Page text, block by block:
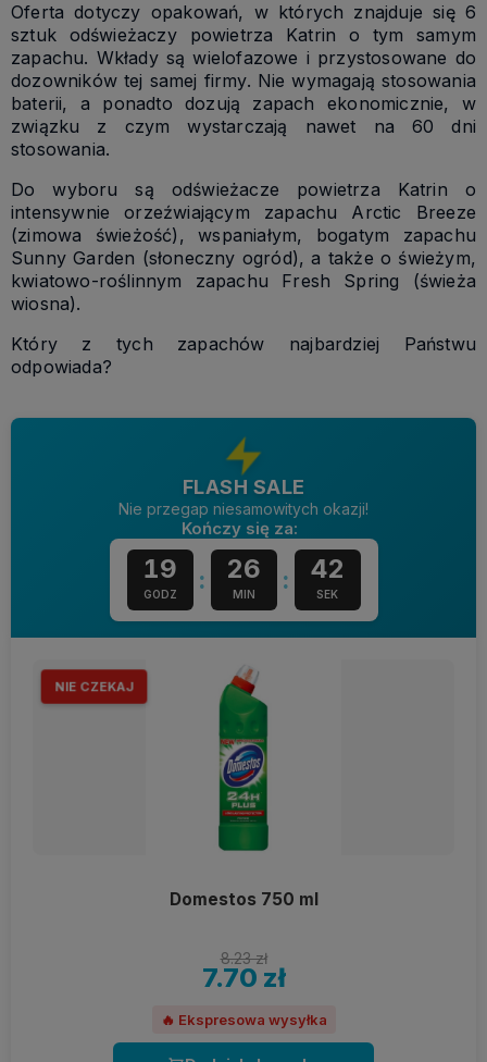
Oferta dotyczy opakowań, w których znajduje się 6
sztuk odświeżaczy powietrza Katrin o tym samym
zapachu. Wkłady są wielofazowe i przystosowane do
dozowników tej samej firmy. Nie wymagają stosowania
baterii, a ponadto dozują zapach ekonomicznie, w
związku z czym wystarczają nawet na 60 dni
stosowania.
Do wyboru są odświeżacze powietrza Katrin o
intensywnie orzeźwiającym zapachu Arctic Breeze
(zimowa świeżość), wspaniałym, bogatym zapachu
Sunny Garden (słoneczny ogród), a także o świeżym,
kwiatowo-roślinnym zapachu Fresh Spring (świeża
wiosna).
Który z tych zapachów najbardziej Państwu
odpowiada?
FLASH SALE
Nie przegap niesamowitych okazji!
Kończy się za:
19
GODZ : 26
MIN : 42
SEK
NIE CZEKAJ
Domestos 750 ml
8.23 zł
7.70 zł
🔥 Ekspresowa wysyłka